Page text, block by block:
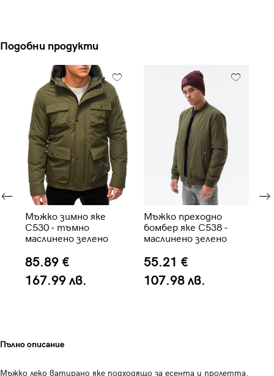
Подобни продукти
Мъжко зимно яке
C530 - тъмно
маслинено зелено
85.89 €
167.99 лв.
Мъжко преходно
бомбер яке C538 -
маслинено зелено
55.21 €
107.98 лв.
Пълно описание
Мъжко леко ватирано яке подходящо за есента и пролетта.